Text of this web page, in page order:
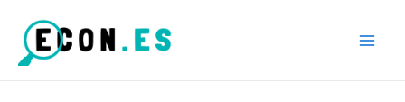
contenido